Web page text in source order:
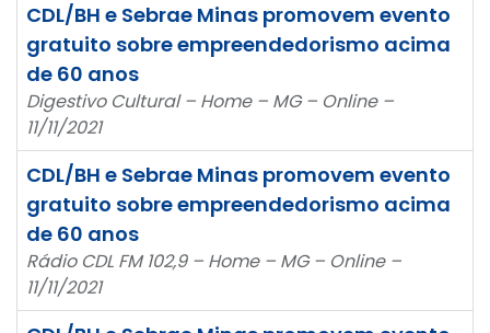
CDL/BH e Sebrae Minas promovem evento
gratuito sobre empreendedorismo acima
de 60 anos
Digestivo Cultural – Home – MG – Online –
11/11/2021
CDL/BH e Sebrae Minas promovem evento
gratuito sobre empreendedorismo acima
de 60 anos
Rádio CDL FM 102,9 – Home – MG – Online –
11/11/2021